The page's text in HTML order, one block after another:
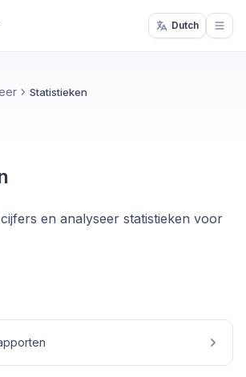
Dutch
Statistieken
en analyseer statistieken voor